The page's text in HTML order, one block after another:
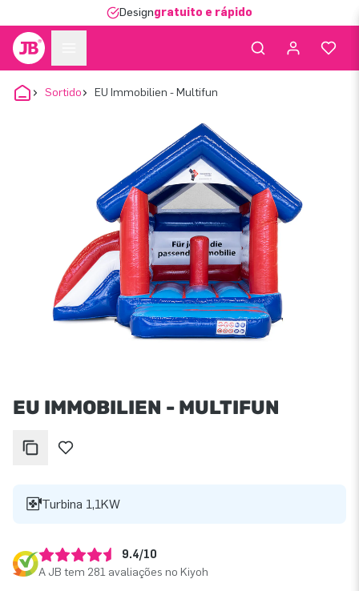
Designgratuito e rápido
Sortido EU Immobilien - Multifun
EU IMMOBILIEN - MULTIFUN
Turbina 1,1KW
9.4/10
A JB tem 281 avaliações no Kiyoh